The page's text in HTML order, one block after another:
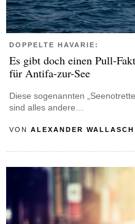
DOPPELTE HAVARIE:
Es gibt doch einen Pull-
für Antifa-zur-See
Diese sogenannten
sind alles andere…
VON ALEXANDER WALLASCH